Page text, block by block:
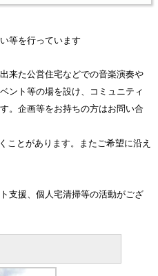
等を行っています
来た公営住宅などでの音楽演奏や
ント等の場を設け、コミュニティ
。企画等をお持ちの方はお問い合
ことがあります。またご希望に沿え
支援、個人宅清掃等の活動がござ